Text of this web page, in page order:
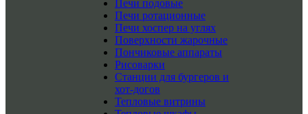
Печи подовые
Печи ротационные
Печи хоспер на углях
Поверхности жарочные
Пончиковые аппараты
Рисоварки
Станции для бургеров и
хот-догов
Тепловые витрины